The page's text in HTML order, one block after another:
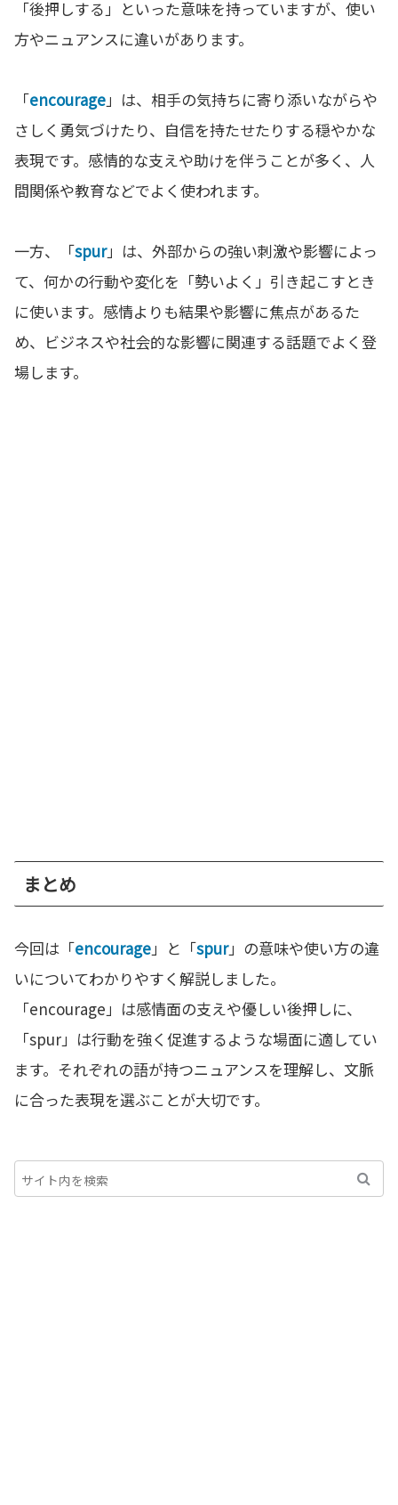
「後押しする」といった意味を持っていますが、使い
方やニュアンスに違いがあります。
「encourage」は、相手の気持ちに寄り添いながらや
さしく勇気づけたり、自信を持たせたりする穏やかな
表現です。感情的な支えや助けを伴うことが多く、人
間関係や教育などでよく使われます。
一方、「spur」は、外部からの強い刺激や影響によっ
て、何かの行動や変化を「勢いよく」引き起こすとき
に使います。感情よりも結果や影響に焦点があるた
め、ビジネスや社会的な影響に関連する話題でよく登
場します。
まとめ
今回は「encourage」と「spur」の意味や使い方の違
いについてわかりやすく解説しました。
「encourage」は感情面の支えや優しい後押しに、
「spur」は行動を強く促進するような場面に適してい
ます。それぞれの語が持つニュアンスを理解し、文脈
に合った表現を選ぶことが大切です。